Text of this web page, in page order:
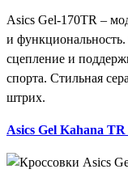
Asics Gel-170TR –
и
сцепление и
спорта. Стильная
штрих.
Asics Gel Kahana